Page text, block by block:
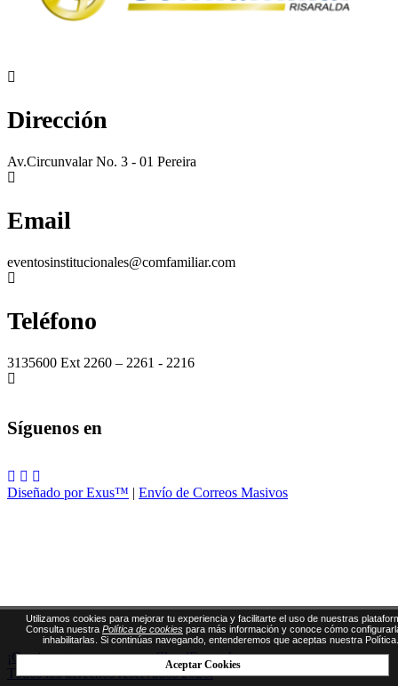
Dirección
Av.Circunvalar No. 3 - 01 Pereira
Email
eventosinstitucionales@comfamiliar.com
Teléfono
3135600 Ext 2260 – 2261 - 2216
Síguenos en
Diseñado por Exus™ | Envío de Correos Masivos
¡Gestiona tus eventos con CloudEvents!
Todos los derechos reservados 2026.
Utilizamos cookies para mejorar tu experiencia y facilitarte el uso de nuestras
Consulta nuestra Política de cookies para más información y conoce cómo
inhabilitarlas. Si continúas navegando, entenderemos que aceptas nuestra Política.
Aceptar Cookies